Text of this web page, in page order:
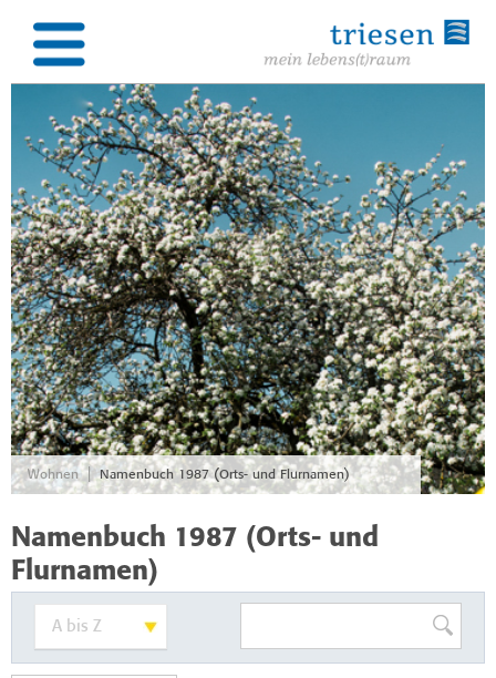
Wohnen | Namenbuch 1987 (Orts- und Flurnamen)
Namenbuch 1987 (Orts- und
Flurnamen)